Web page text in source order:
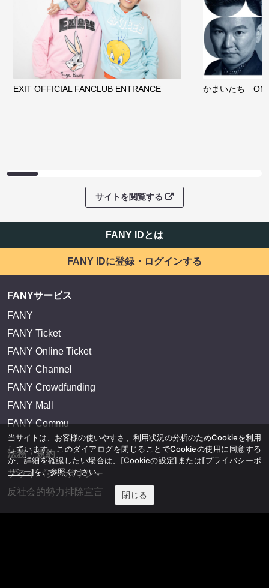
EXIT OFFICIAL FANCLUB ENTRANCE かまいたち
サイトを閲覧する
FANY IDとは
FANY IDに登録・ログインする
FANYサービス
FANY
FANY Ticket
FANY Online Ticket
FANY Channel
FANY Crowdfunding
FANY Mall
FANY Commu
法務・規約
プライバシーポリシー
反社会的勢力排除宣言
当サイトは、お客様の使いやすさ、利用状況の分析のためCookieを利用
しています。このダイアログを閉じることでCookieの使用に同意する
か、詳細を確認したい場合は、 [Cookieの設定] または[プライバシーポ
リシー]をご参照ください。
閉じる